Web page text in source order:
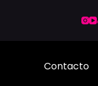
Contacto